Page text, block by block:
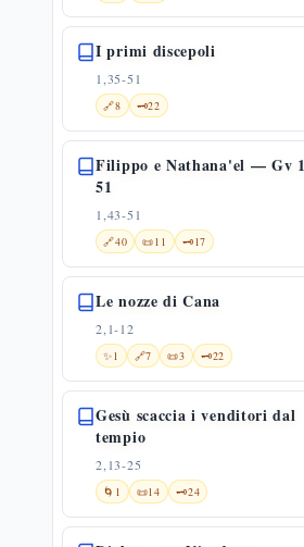
I primi discepoli
1,35-51
🔗8 🗝️22
Filippo e Nathana'el — Gv
51
1,43-51
🔗40 📜11 🗝️17
Le nozze di Cana
2,1-12
✨1 🔗7 📜3 🗝️22
Gesù scaccia i venditori dal
tempio
2,13-25
🌀 1 📜14 🗝️24